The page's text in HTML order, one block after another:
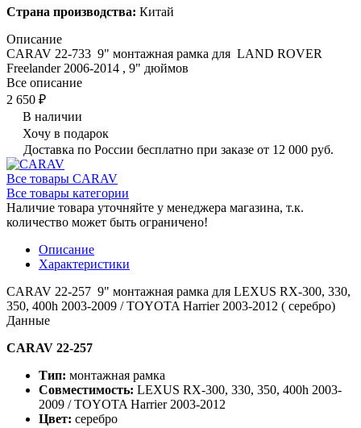
Страна производства: Китай
Описание
CARAV 22-733 9" монтажная рамка для LAND ROVER
Freelander 2006-2014 , 9" дюймов
Все описание
2 650 ₽
В наличии
Хочу в подарок
Доставка по России бесплатно при заказе от 12 000 руб.
Все товары CARAV
Все товары категории
Наличие товара уточняйте у менеджера магазина, т.к.
количество может быть ограничено!
Описание
Характеристики
CARAV 22-257 9" монтажная рамка для LEXUS RX-300, 330,
350, 400h 2003-2009 / TOYOTA Harrier 2003-2012 ( серебро)
Данные
CARAV 22-257
Тип: монтажная рамка
Совместимость: LEXUS RX-300, 330, 350, 400h 2003-
2009 / TOYOTA Harrier 2003-2012
Цвет: серебро